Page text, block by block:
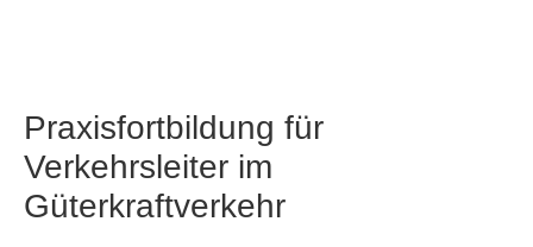
Praxisfortbildung für
Verkehrsleiter im
Güterkraftverkehr